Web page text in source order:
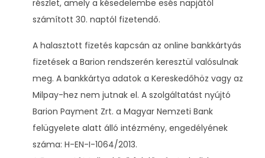
részlet, amely a késedelembe esés napjától
számított 30. naptól fizetendő.
A halasztott fizetés kapcsán az online bankkártyás
fizetések a Barion rendszerén keresztül valósulnak
meg. A bankkártya adatok a Kereskedőhöz vagy az
Milpay-hez nem jutnak el. A szolgáltatást nyújtó
Barion Payment Zrt. a Magyar Nemzeti Bank
felügyelete alatt álló intézmény, engedélyének
száma: H-EN-I-1064/2013.